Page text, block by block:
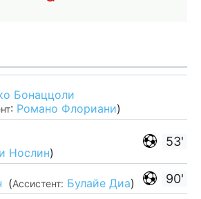
Бонаццоли
: Романо Флориани)
53'
Нослин)
90'
(Ассистент: Булайе Диа)